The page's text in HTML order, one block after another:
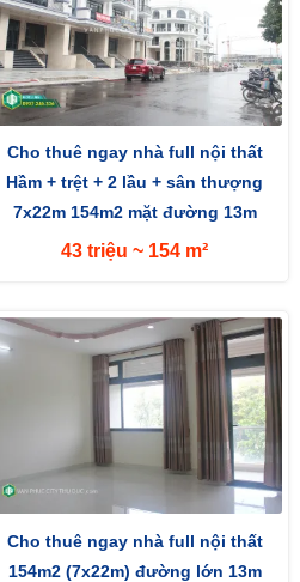
Cho thuê ngay nhà full nội thất
Hầm + trệt + 2 lầu + sân thượng
7x22m 154m2 mặt đường 13m
hướng Tây
43 triệu ~ 154 m²
Cho thuê ngay nhà full nội thất
154m2 (7x22m) đường lớn 13m